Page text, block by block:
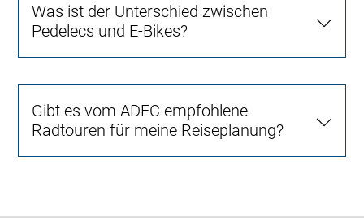
Was ist der Unterschied zwischen
Pedelecs und E-Bikes?
Gibt es vom ADFC empfohlene
Radtouren für meine Reiseplanung?